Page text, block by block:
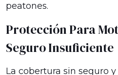
peatones.
Protección Para
Seguro Insuficiente
La cobertura sin seguro